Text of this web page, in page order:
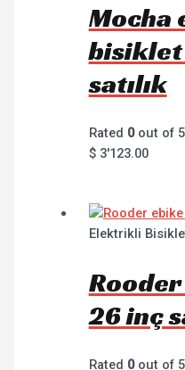
bisiklet
satılık
Rated 0out of 5
$3'123.00
Elektrikli
26 inç
Rated 0out of 5